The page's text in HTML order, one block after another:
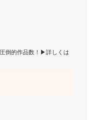
倒的作品数！▶詳しくは